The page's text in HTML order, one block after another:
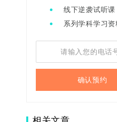
线下逆袭试听课
系列学科学习资
确认预约